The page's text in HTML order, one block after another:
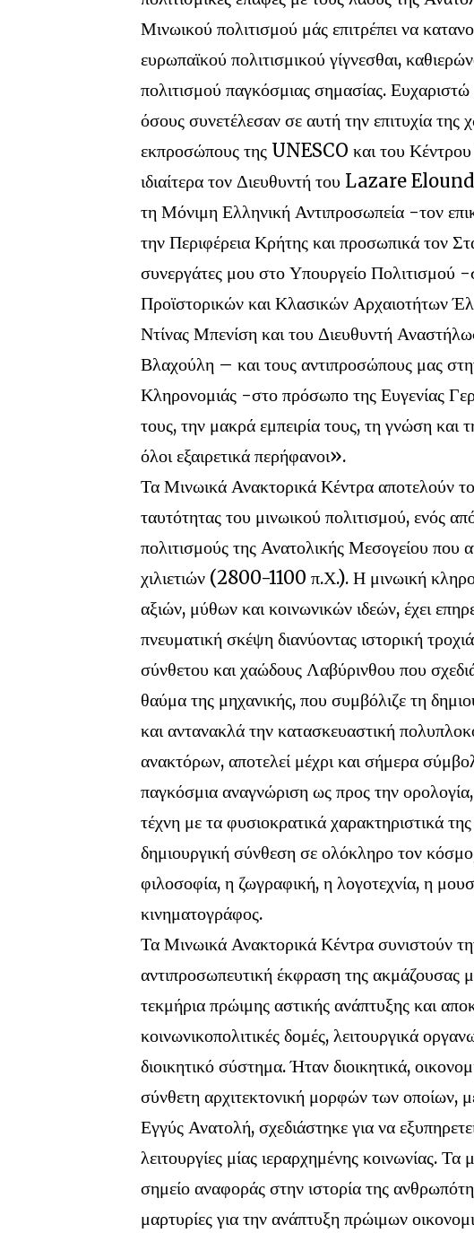
Μινωικού πολιτισμού μάς επιτρέπει να
ευρωπαϊκού πολιτισμικού γίγνεσθαι,
πολιτισμού παγκόσμιας σημασίας.
όσους συνετέλεσαν σε αυτή την επιτυχία
εκπροσώπους της UNESCO και του
ιδιαίτερα τον Διευθυντή του Lazare
τη Μόνιμη Ελληνική Αντιπροσωπεία -τον
την Περιφέρεια Κρήτης και προσωπικά τον
συνεργάτες μου στο Υπουργείο Πολιτισμού
Προϊστορικών και Κλασικών Αρχαιοτήτων
Ντίνας Μπενίση και του Διευθυντή
Βλαχούλη – και τους αντιπροσώπους μας
Κληρονομιάς -στο πρόσωπο της Ευγενίας
τους, την μακρά εμπειρία τους, τη γνώση και
όλοι εξαιρετικά περήφανοι».
Τα Μινωικά Ανακτορικά Κέντρα αποτελούν
ταυτότητας του μινωικού πολιτισμού, ενός
πολιτισμούς της Ανατολικής Μεσογείου που
χιλιετιών (2800-1100 π.Χ.). Η μινωική
αξιών, μύθων και κοινωνικών ιδεών, έχει
πνευματική σκέψη διανύοντας ιστορική
σύνθετου και χαώδους Λαβύρινθου που
θαύμα της μηχανικής, που συμβόλιζε τη
και αντανακλά την κατασκευαστική
ανακτόρων, αποτελεί μέχρι και σήμερα
παγκόσμια αναγνώριση ως προς την
τέχνη με τα φυσιοκρατικά χαρακτηριστικά
δημιουργική σύνθεση σε ολόκληρο τον
φιλοσοφία, η ζωγραφική, η λογοτεχνία, η
κινηματογράφος.
Τα Μινωικά Ανακτορικά Κέντρα συνιστούν
αντιπροσωπευτική έκφραση της ακμάζουσας
τεκμήρια πρώιμης αστικής ανάπτυξης και
κοινωνικοπολιτικές δομές, λειτουργικά
διοικητικό σύστημα. Ήταν διοικητικά,
σύνθετη αρχιτεκτονική μορφών των οποίων,
Εγγύς Ανατολή, σχεδιάστηκε για να
λειτουργίες μίας ιεραρχημένης κοινωνίας.
σημείο αναφοράς στην ιστορία της
μαρτυρίες για την ανάπτυξη πρώιμων